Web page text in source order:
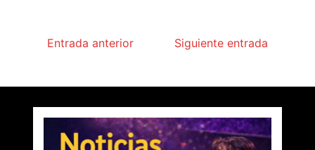
Entrada anterior Siguiente entrada